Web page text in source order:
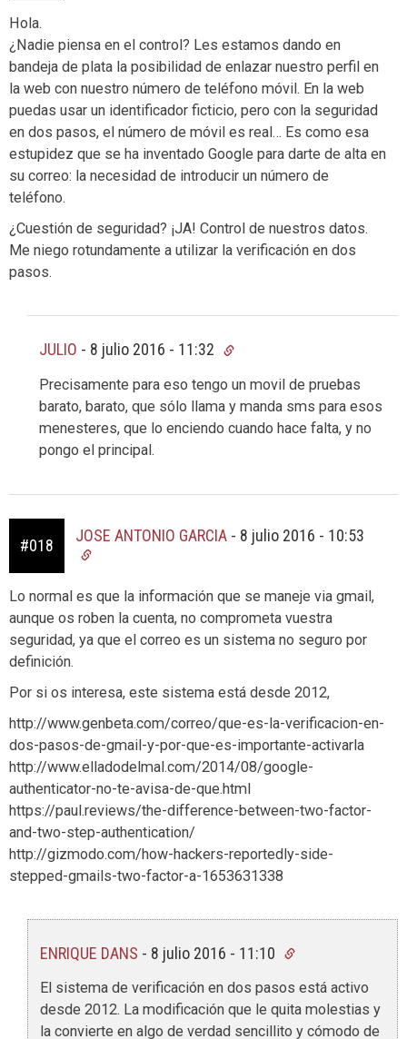
Hola.
¿Nadie piensa en el control? Les estamos dando en
bandeja de plata la posibilidad de enlazar nuestro perfil en
la web con nuestro número de teléfono móvil. En la web
puedas usar un identificador ficticio, pero con la seguridad
en dos pasos, el número de móvil es real… Es como esa
estupidez que se ha inventado Google para darte de alta en
su correo: la necesidad de introducir un número de
teléfono.
¿Cuestión de seguridad? ¡JA! Control de nuestros datos.
Me niego rotundamente a utilizar la verificación en dos
pasos.
JULIO - 8 julio 2016 - 11:32
Precisamente para eso tengo un movil de pruebas
barato, barato, que sólo llama y manda sms para esos
menesteres, que lo enciendo cuando hace falta, y no
pongo el principal.
#018
JOSE ANTONIO GARCIA - 8 julio 2016 - 10:53
Lo normal es que la información que se maneje via gmail,
aunque os roben la cuenta, no comprometa vuestra
seguridad, ya que el correo es un sistema no seguro por
definición.
Por si os interesa, este sistema está desde 2012,
http://www.genbeta.com/correo/que-es-la-verificacion-en-
dos-pasos-de-gmail-y-por-que-es-importante-activarla
http://www.elladodelmal.com/2014/08/google-
authenticator-no-te-avisa-de-que.html
https://paul.reviews/the-difference-between-two-factor-
and-two-step-authentication/
http://gizmodo.com/how-hackers-reportedly-side-
stepped-gmails-two-factor-a-1653631338
ENRIQUE DANS - 8 julio 2016 - 11:10
El sistema de verificación en dos pasos está activo
desde 2012. La modificación que le quita molestias y
la convierte en algo de verdad sencillito y cómodo de